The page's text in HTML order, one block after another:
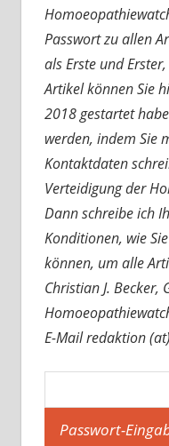
Passwort zu allen
als Erste und
Artikel können Sie
2018 gestartet
werden, indem Sie
Kontaktdaten
Verteidigung der
Dann schreibe ich
Konditionen, wie
können, um alle
Christian J. Becker,
E-Mail redaktion